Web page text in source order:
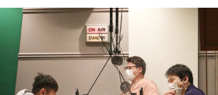
トピックス
TBS Podcast
お知らせ
イベント・グッズ
YouTube
会社情報